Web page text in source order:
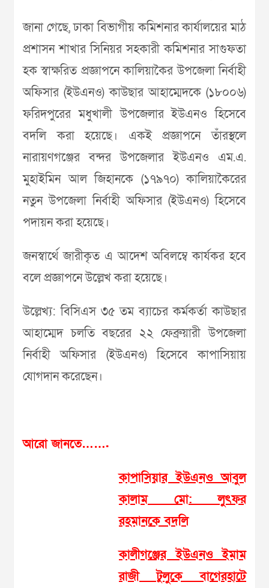
জানা গেছে, ঢাকা বিভাগীয় কমিশনার কার্যালয়ের মাঠ
প্রশাসন শাখার সিনিয়র সহকারী কমিশনার সাগুফতা
হক স্বাক্ষরিত প্রজ্ঞাপনে কালিয়াকৈর উপজেলা নির্বাহী
অফিসার (ইউএনও) কাউছার আহাম্মেদকে (১৮০০৬)
ফরিদপুরের মধুখালী উপজেলার ইউএনও হিসেবে
বদলি করা হয়েছে। একই প্রজ্ঞাপনে তাঁরস্থলে
নারায়ণগঞ্জের বন্দর উপজেলার ইউএনও এম.এ.
মুহাইমিন আল জিহানকে (১৭৯৭০) কালিয়াকৈরের
নতুন উপজেলা নির্বাহী অফিসার (ইউএনও) হিসেবে
পদায়ন করা হয়েছে।
জনস্বার্থে জারীকৃত এ আদেশ অবিলম্বে কার্যকর হবে
বলে প্রজ্ঞাপনে উল্লেখ করা হয়েছে।
উল্লেখ্য: বিসিএস ৩৫ তম ব্যাচের কর্মকর্তা কাউছার
আহাম্মেদ চলতি বছরের ২২ ফেব্রুয়ারী উপজেলা
নির্বাহী অফিসার (ইউএনও) হিসেবে কাপাসিয়ায়
যোগদান করেছেন।
আরো জানতে…….
কাপাসিয়ার ইউএনও আবুল
কালাম মো: লুৎফর
রহমানকে বদলি
কালীগঞ্জের ইউএনও ইমাম
রাজী টুলুকে বাগেরহাটে